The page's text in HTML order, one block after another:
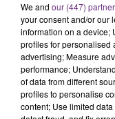
7 août 2026
LA CENTRALE
TOUJOURS À
Cela fait déjà
nucléaire
We and our (447)
your consent and/or our
information on a device;
profiles for personalised
advertising; Measure
performance;
of data from different
profiles to personalise
content; Use limited